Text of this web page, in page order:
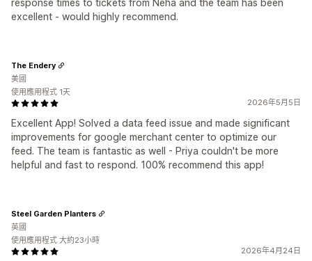
response times to tickets from Neha and the team has been
excellent - would highly recommend.
2026年5月5日
Excellent App! Solved a data feed issue and made significant
improvements for google merchant center to optimize our
feed. The team is fantastic as well - Priya couldn't be more
helpful and fast to respond. 100% recommend this app!
The Endery
美國
使用應用程式 1天
2026年4月24日
Steel Garden Planters
英國
使用應用程式 大約23小時